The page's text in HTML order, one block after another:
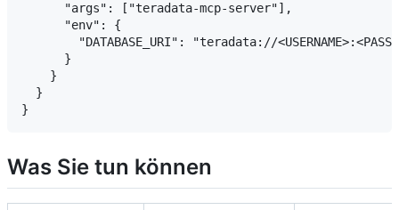
      "args": ["teradata-mcp-server"],
      "env": {
"DATABASE_URI": "teradata://
      }
    }
  }
Was Sie tun können